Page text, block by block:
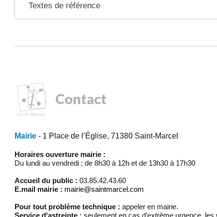
Textes de référence
Contact
Mairie - 1 Place de l’Église, 71380 Saint-Marcel
Horaires ouverture mairie :
Du lundi au vendredi : de 8h30 à 12h et de 13h30 à 17h30
Accueil du public : 03.85.42.43.60
E.mail mairie : mairie@saintmarcel.com
Pour tout problème technique : appeler en mairie.